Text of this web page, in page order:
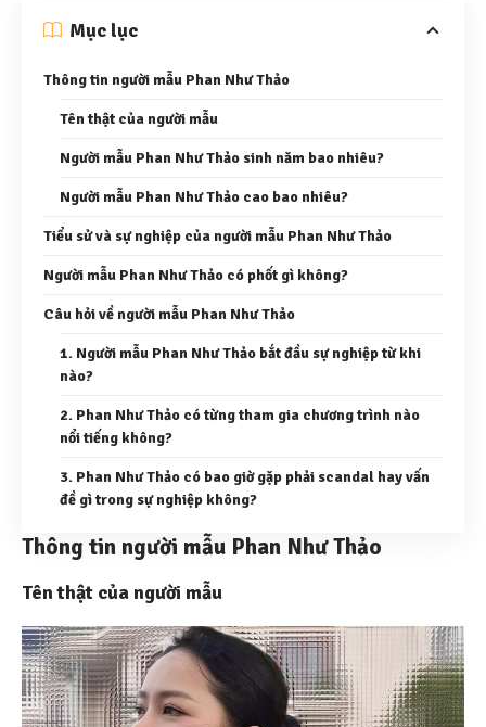
Mục lục
Thông tin người mẫu Phan Như Thảo
Tên thật của người mẫu
Người mẫu Phan Như Thảo sinh năm bao nhiêu?
Người mẫu Phan Như Thảo cao bao nhiêu?
Tiểu sử và sự nghiệp của người mẫu Phan Như Thảo
Người mẫu Phan Như Thảo có phốt gì không?
Câu hỏi về người mẫu Phan Như Thảo
1. Người mẫu Phan Như Thảo bắt đầu sự nghiệp từ khi
nào?
2. Phan Như Thảo có từng tham gia chương trình nào
nổi tiếng không?
3. Phan Như Thảo có bao giờ gặp phải scandal hay vấn
đề gì trong sự nghiệp không?
Thông tin người mẫu Phan Như Thảo
Tên thật của người mẫu